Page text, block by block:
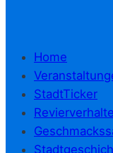
Home
StadtTicker